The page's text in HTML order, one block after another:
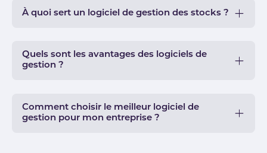
À quoi sert un logiciel de gestion des stocks ?
Quels sont les avantages des logiciels de
gestion ?
Comment choisir le meilleur logiciel de
gestion pour mon entreprise ?